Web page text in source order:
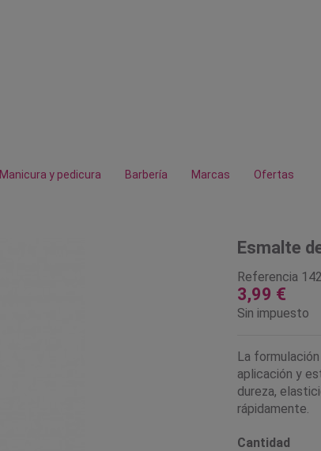
Manicura y pedicura Barbería Marcas Ofertas
Esmalte
Referencia
3,99 €
Sin impuesto
La
aplicación y
dureza,
rápidamente.
Cantidad